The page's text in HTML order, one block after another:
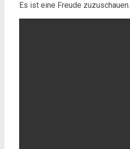
Es ist eine Freude zuzuschauen.